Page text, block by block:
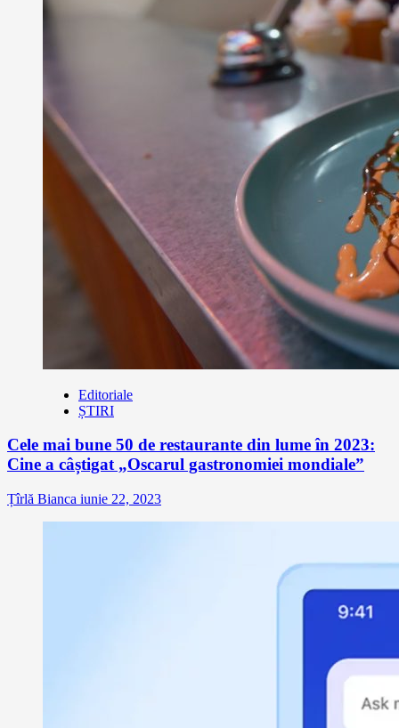
Editoriale
ȘTIRI
Cele mai bune 50 de restaurante din lume în 2023:
Cine a câștigat „Oscarul gastronomiei mondiale”
Țîrlă Bianca iunie 22, 2023